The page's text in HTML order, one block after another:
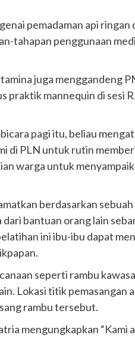
pemadaman api ringan
tahapan penggunaan
juga menggandeng
praktik mannequin di sesi
pagi itu, beliau
di PLN untuk rutin
warga untuk
berdasarkan
bantuan orang lain
ini ibu-ibu dapat
seperti rambu
Lokasi titik pemasangan
rambu tersebut.
mengungkapkan “Kami